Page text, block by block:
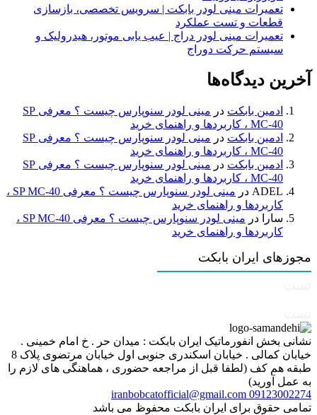
تعمیرات مینی لودر بابکت | سرویس تخصصی، بازسازی
قطعات و تست عملکرد
تعمیرات مینی لودر دراج | عیب یابی موتور، هیدرولیک و
سیستم حرکت دوراج
آخرین دیدگاه‌ها
ادمین بابکت در
مینی لودر سنوپارس چیست ؟ معرفی SP
MC-40 ، کاربردها و راهنمای خرید
ادمین بابکت در
مینی لودر سنوپارس چیست ؟ معرفی SP
MC-40 ، کاربردها و راهنمای خرید
ادمین بابکت در
مینی لودر سنوپارس چیست ؟ معرفی SP
MC-40 ، کاربردها و راهنمای خرید
ADEL در
مینی لودر سنوپارس چیست ؟ معرفی SP MC-40 ،
کاربردها و راهنمای خرید
سارا
در
مینی لودر سنوپارس چیست ؟ معرفی SP MC-40 ،
کاربردها و راهنمای خرید
مجوزهای ایران بابکت
نشانی بخش انفورماتیک ایران بابکت : میدان حر . خ امام خمینی .
خیابان کمالی . خیابان اسکندری جنوبی اول خیابان مرتضوی پلاک 8
طبقه هم کف (لطفا قبل از مراجعه حضوری ، هماهنگی های لازم را
به عمل آورید)
09123002274
iranbobcatofficial@gmail.com
تمامی حقوق برای ایران بابکت محفوظ می باشد